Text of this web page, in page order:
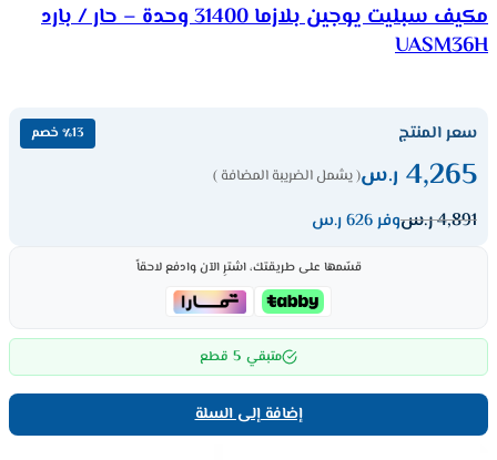
مكيف سبليت يوجين بلازما 31400 وحدة – حار / بارد
UASM36H
سعر المنتج ٪13 خصم
4,265 ر.س( يشمل الضريبة المضافة )
4,891ر.سوفر 626 ر.س
قسّمها على طريقتك، اشترِ الآن وادفع لاحقاً
متبقي 5 قطع
إضافة إلى السلة